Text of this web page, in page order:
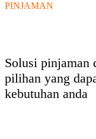
PINJAMAN
Solusi pinjaman
pilihan yang
kebutuhan anda